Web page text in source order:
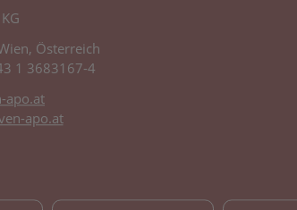
Österreich
1 3683167-4
apo.at
apo.at